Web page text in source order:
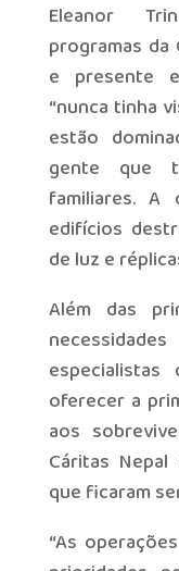
Eleanor
programas da
e presente
“nunca tinha
estão
gente que
familiares. A
edifícios
de luz e
Além das
oferecer a
aos
Cáritas
que ficaram
“As